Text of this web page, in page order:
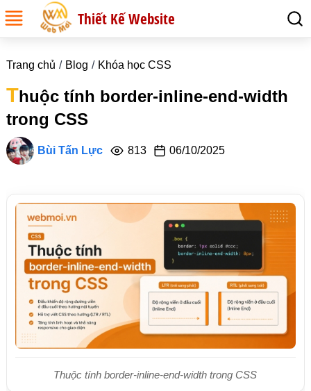
Thiết Kế Website
Trang chủ Blog Khóa học CSS
Thuộc tính border-inline-end-width
trong CSS
Bùi Tấn Lực 813 06/10/2025
Thuộc tính border-inline-end-width trong CSS